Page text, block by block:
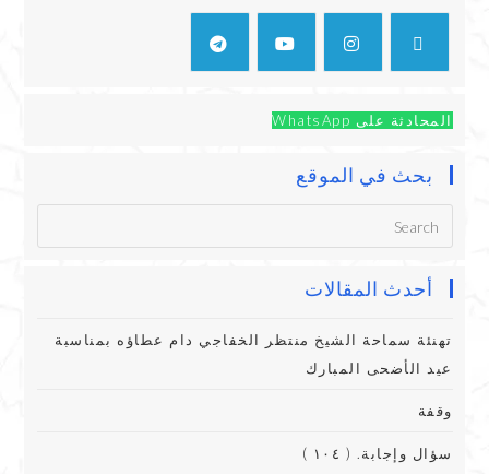
المحادثة على WhatsApp
بحث في الموقع
أحدث المقالات
تهنئة سماحة الشيخ منتظر الخفاجي دام عطاؤه بمناسبة
عيد الأضحى المبارك
وقفة
سؤال وإجابة. ( ١٠٤ )